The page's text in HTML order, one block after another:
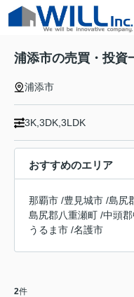
浦添市の売買・投資
浦添市
3K,3DK,3LDK
おすすめのエリア
那覇市 /豊見城市 /島尻
島尻郡八重瀬町 /中頭
うるま市 /名護市
2件